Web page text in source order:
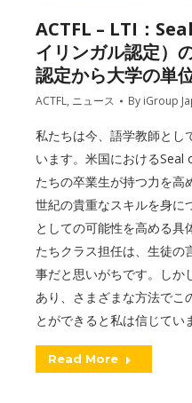
ACTFL – LTI：
イリンガル認定）
認定から大学の単
ACTFL, ニュース By iGroup
私たちは今、語学教師とし
います。米国における
たちの卒業生が持つ力を高
世紀の貴重なスキルを身に
としての可能性を高める
たちクラス担任は、生徒の
事だと思いがちです。しか
あり、さまざまな方法でこ
とができると私は信じてい
Read More